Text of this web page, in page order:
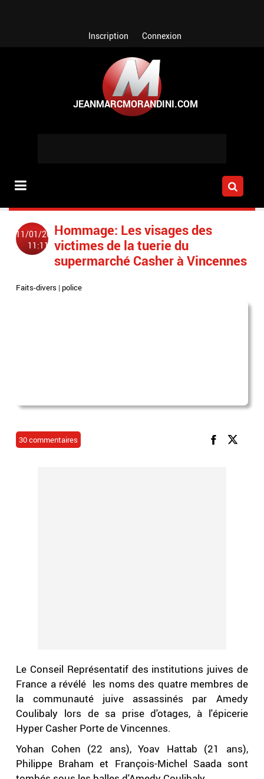
Inscription Connexion
11/01/2015
11:11
Hommage: Les visages des
victimes de la tuerie du
supermarché Casher à Vincennes
Faits-divers |police
30 commentaires
Le Conseil Représentatif des institutions juives de
France a révélé les noms des quatre membres de
la communauté juive assassinés par Amedy
Coulibaly lors de sa prise d'otages, à l'épicerie
Hyper Casher Porte de Vincennes.
Yohan Cohen (22 ans), Yoav Hattab (21 ans),
Philippe Braham et François-Michel Saada sont